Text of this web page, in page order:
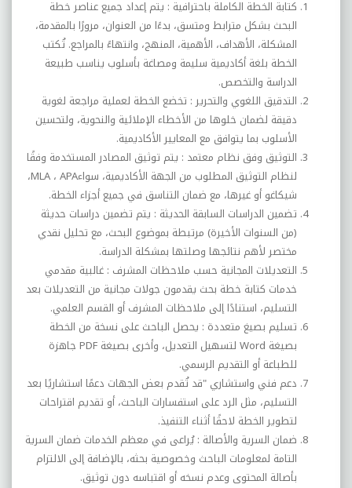
كتابة الخطة الكاملة باحترافية : يتم إعداد جميع عناصر خطة
البحث بشكل مترابط ومتسق، بدءًا من العنوان، مرورًا بالمقدمة،
المشكلة، الأهداف، الأهمية، المنهج، وانتهاءً بالمراجع. تُكتب
الخطة بلغة أكاديمية سليمة ومصاغة بأسلوب يناسب طبيعة
الدراسة والتخصص.
التدقيق اللغوي والتحرير : تخضع الخطة لعملية مراجعة لغوية
دقيقة لضمان خلوها من الأخطاء الإملائية والنحوية، ولتحسين
الأسلوب بما يتوافق مع المعايير الأكاديمية.
التوثيق وفق نظام معتمد : يتم توثيق المصادر المستخدمة وفقًا
لنظام التوثيق المطلوب من الجهة الأكاديمية، سواءAPA ، MLA،
شيكاغو أو غيرها، مع ضمان التناسق في جميع أجزاء الخطة.
تضمين الدراسات السابقة الحديثة : يتم تضمين دراسات حديثة
(من السنوات الأخيرة) مرتبطة بموضوع البحث، مع تحليل نقدي
مختصر لأهم نتائجها وصلتها بمشكلة الدراسة.
التعديلات المجانية حسب ملاحظات المشرف : غالبية مقدمي
خدمات كتابة خطة بحث يقدمون جولات مجانية من التعديلات بعد
التسليم، استنادًا إلى ملاحظات المشرف أو القسم العلمي.
تسليم بصيغ متعددة : يحصل الباحث على نسخة من الخطة
بصيغة Word لتسهيل التعديل، وأخرى بصيغة PDF جاهزة
للطباعة أو التقديم الرسمي.
دعم فني واستشاري "قد تُقدم بعض الجهات دعمًا استشاريًا بعد
التسليم، مثل الرد على استفسارات الباحث، أو تقديم اقتراحات
لتطوير الخطة لاحقًا أثناء التنفيذ.
ضمان السرية والأصالة :يُراعى في معظم الخدمات ضمان السرية
التامة لمعلومات الباحث وخصوصية بحثه، بالإضافة إلى الالتزام
بأصالة المحتوى وعدم نسخه أو اقتباسه دون توثيق.